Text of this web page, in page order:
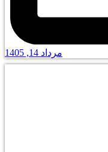
مرداد 14, 1405